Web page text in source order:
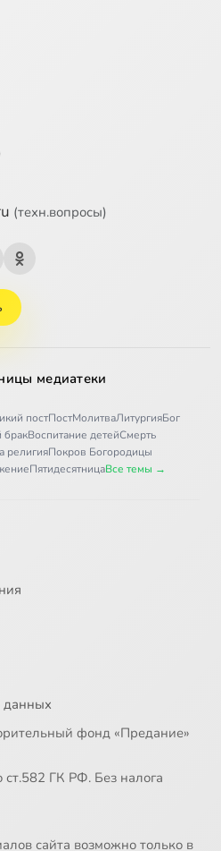
(техн.вопросы)
медиатеки
постПостМолитваЛитургияБог
бракВоспитание детейСмерть
религияПокров Богородицы
ПятидесятницаВсе темы →
данных
фонд «Предание»
ст.582 ГК РФ. Без налога
сайта возможно только в